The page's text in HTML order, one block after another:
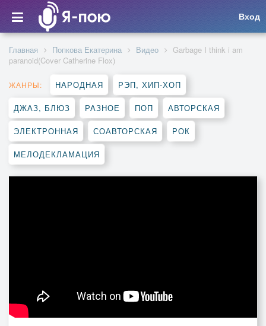
Вход
Главная Попкова Екатерина Видео
Garbage I think i am
paranoid(Cover Catherine Flox)
ЖАНРЫ: НАРОДНАЯ РЭП, ХИП-ХОП
ДЖАЗ, БЛЮЗ РАЗНОЕ ПОП АВТОРСКАЯ
ЭЛЕКТРОННАЯ СОАВТОРСКАЯ РОК
МЕЛОДЕКЛАМАЦИЯ